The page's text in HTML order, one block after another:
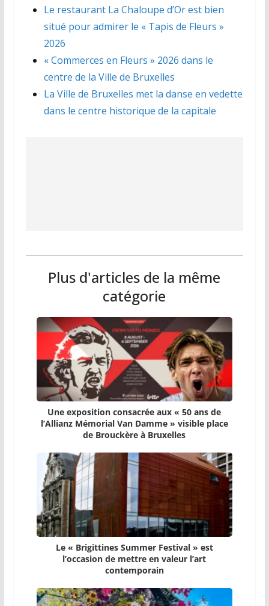
Le restaurant La Chaloupe d’Or est bien
situé pour admirer le « Tapis de Fleurs »
2026
« Commerces en Fleurs » 2026 dans le
centre de la Ville de Bruxelles
La Ville de Bruxelles met la danse en vedette
dans le centre historique de la capitale
Plus d'articles de la même
catégorie
Une exposition consacrée aux « 50 ans de
l’Allianz Mémorial Van Damme » visible place
de Brouckère à Bruxelles
Le « Brigittines Summer Festival » est
l’occasion de mettre en valeur l’art
contemporain